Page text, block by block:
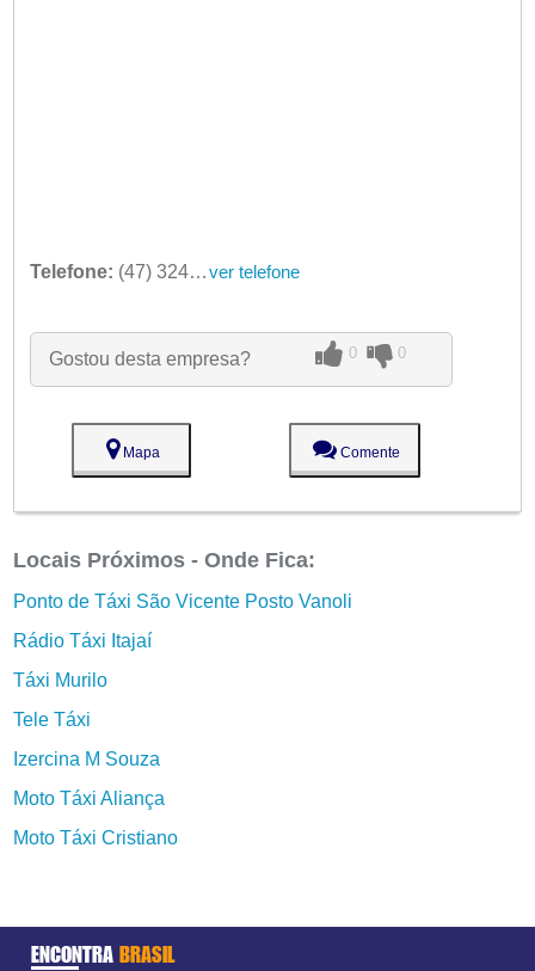
Telefone: (47) 3241-3530 ver telefone
Gostou desta empresa? 0 0
Mapa Comente
Locais Próximos - Onde Fica:
Ponto de Táxi São Vicente Posto Vanoli
Rádio Táxi Itajaí
Táxi Murilo
Tele Táxi
Izercina M Souza
Moto Táxi Aliança
Moto Táxi Cristiano
ENCONTRA BRASIL